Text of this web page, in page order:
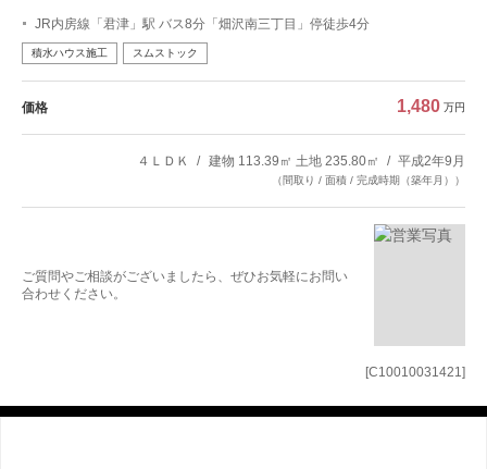
[C10010031421]
JR内房線「君津」駅 バス8分「畑沢南三丁目」停徒歩4分
積水ハウス施工 スムストック
価格 1,480 万円
４ＬＤＫ 建物 113.39㎡ 土地 235.80㎡ 平成2年9月
（間取り / 面積 / 完成時期（築年月））
ご質問やご相談がございましたら、ぜひお気軽にお問い
合わせください。